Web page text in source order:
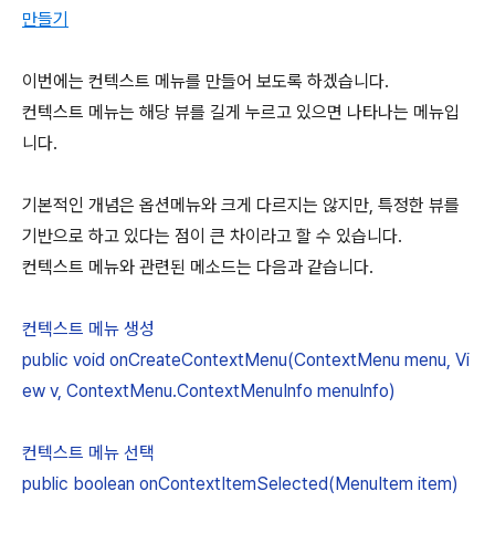
만들기
이번에는 컨텍스트 메뉴를 만들어 보도록 하겠습니다.
컨텍스트 메뉴는 해당 뷰를 길게 누르고 있으면 나타나는 메뉴입
니다.
기본적인 개념은 옵션메뉴와 크게 다르지는 않지만, 특정한 뷰를
기반으로 하고 있다는 점이 큰 차이라고 할 수 있습니다.
컨텍스트 메뉴와 관련된 메소드는 다음과 같습니다.
컨텍스트 메뉴 생성
public void onCreateContextMenu(ContextMenu menu, Vi
ew v, ContextMenu.ContextMenuInfo menuInfo)
컨텍스트 메뉴 선택
public boolean onContextItemSelected(MenuItem item)